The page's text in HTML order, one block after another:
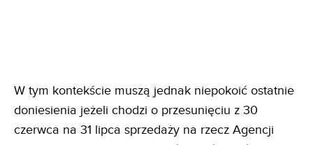
W tym kontekście muszą jednak niepokoić ostatnie
doniesienia jeżeli chodzi o przesunięciu z 30
czerwca na 31 lipca sprzedaży na rzecz Agencji